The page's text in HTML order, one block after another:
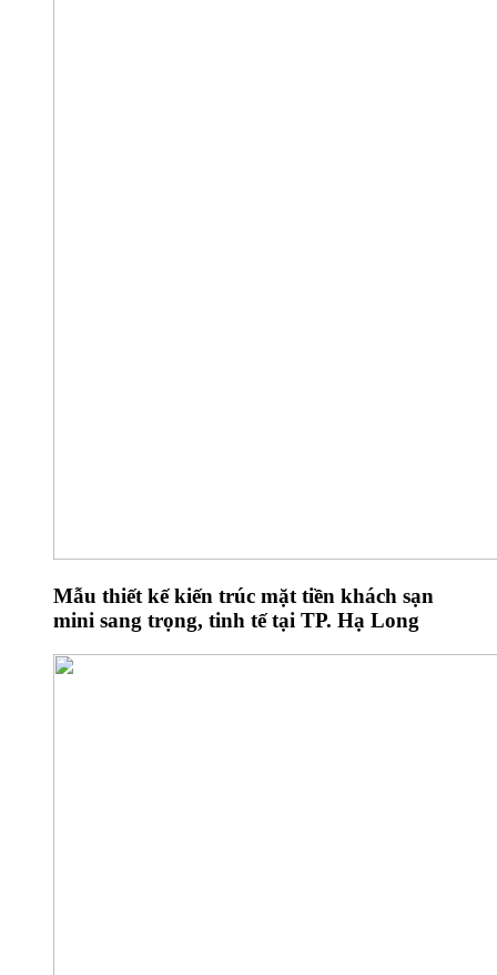
Mẫu thiết kế kiến trúc mặt tiền khách sạn
mini sang trọng, tinh tế tại TP. Hạ Long